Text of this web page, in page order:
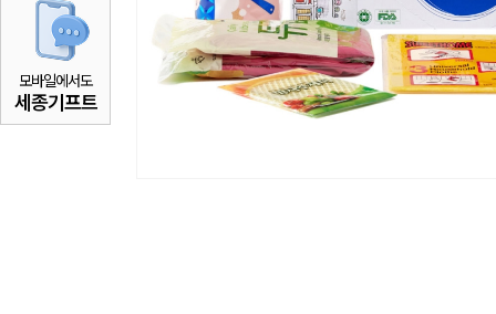
모바일에서도
세종기프트